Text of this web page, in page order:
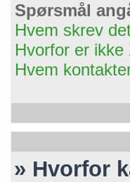
Spørsmål
Hvem skrev
Hvorfor er ikke
Hvem
» Hvorfor